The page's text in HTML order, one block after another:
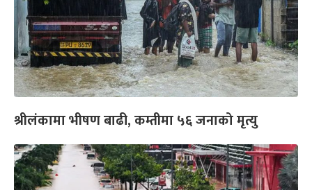
श्रीलंकामा भीषण बाढी, कम्तीमा ५६ जनाको मृत्यु